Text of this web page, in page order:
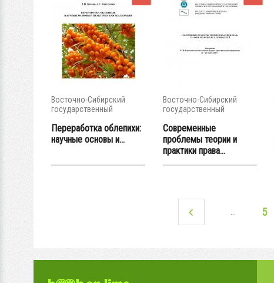
Восточно-Сибирский
государственный
Переработка облепихи:
научные основы и...
Восточно-Сибирский
государственный
Современные
проблемы теории и
практики права...
… 5